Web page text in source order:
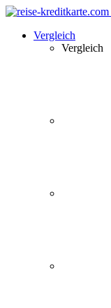
Vergleich
Vergleich